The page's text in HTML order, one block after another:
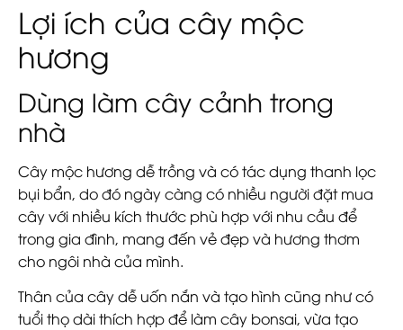
Lợi ích của cây mộc
hương
Dùng làm cây cảnh trong
nhà
Cây mộc hương dễ trồng và có tác dụng thanh lọc
bụi bẩn, do đó ngày càng có nhiều người đặt mua
cây với nhiều kích thước phù hợp với nhu cầu để
trong gia đình, mang đến vẻ đẹp và hương thơm
cho ngôi nhà của mình.
Thân của cây dễ uốn nắn và tạo hình cũng như có
tuổi thọ dài thích hợp để làm cây bonsai, vừa tạo